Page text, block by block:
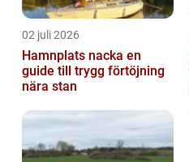
02 juli 2026
Hamnplats nacka en
guide till trygg förtöjning
nära stan